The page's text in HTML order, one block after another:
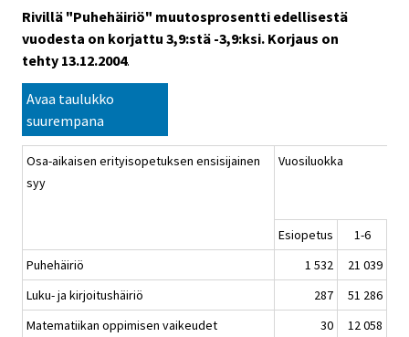
Rivillä "Puhehäiriö" muutosprosentti edellisestä
vuodesta on korjattu 3,9:stä -3,9:ksi. Korjaus on
tehty 13.12.2004.
Avaa taulukko
suurempana
Osa-aikaisen erityisopetuksen ensisijainen
syy
Vuosiluokka
Esiopetus 1-6
Puhehäiriö
1 532
21 039
Luku- ja kirjoitushäiriö
287 51 286
Matematiikan oppimisen vaikeudet
30 12 058